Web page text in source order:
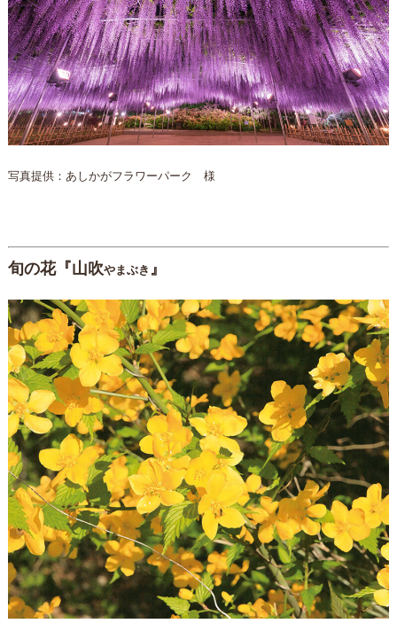
写真提供：あしかがフラワーパーク 様
旬の花『山吹やまぶき 』